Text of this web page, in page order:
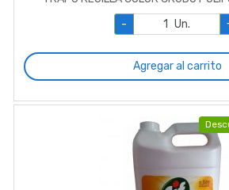
-
Un.
Agregar al carrito